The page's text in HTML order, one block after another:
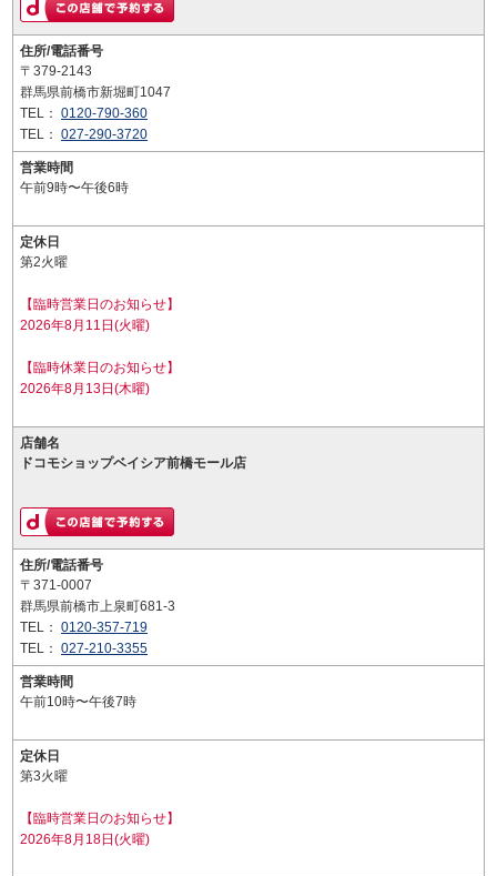
住所/電話番号
〒379-2143
群馬県前橋市新堀町1047
TEL： 0120-790-360
TEL： 027-290-3720
営業時間
午前9時〜午後6時
定休日
第2火曜
【臨時営業日のお知らせ】
2026年8月11日(火曜)
【臨時休業日のお知らせ】
2026年8月13日(木曜)
店舗名
ドコモショップベイシア前橋モール店
住所/電話番号
〒371-0007
群馬県前橋市上泉町681-3
TEL： 0120-357-719
TEL： 027-210-3355
営業時間
午前10時〜午後7時
定休日
第3火曜
【臨時営業日のお知らせ】
2026年8月18日(火曜)